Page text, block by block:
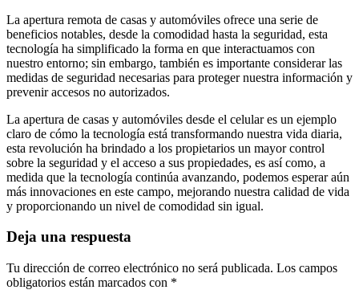
La apertura remota de casas y automóviles ofrece una serie de
beneficios notables, desde la comodidad hasta la seguridad, esta
tecnología ha simplificado la forma en que interactuamos con
nuestro entorno; sin embargo, también es importante considerar las
medidas de seguridad necesarias para proteger nuestra información y
prevenir accesos no autorizados.
La apertura de casas y automóviles desde el celular es un ejemplo
claro de cómo la tecnología está transformando nuestra vida diaria,
esta revolución ha brindado a los propietarios un mayor control
sobre la seguridad y el acceso a sus propiedades, es así como, a
medida que la tecnología continúa avanzando, podemos esperar aún
más innovaciones en este campo, mejorando nuestra calidad de vida
y proporcionando un nivel de comodidad sin igual.
Deja una respuesta
Tu dirección de correo electrónico no será publicada. Los campos
obligatorios están marcados con *